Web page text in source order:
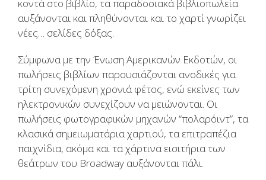
κοντά στο βιβλίο, τα παραδοσιακά βιβλιοπωλεία
αυξάνονται και πληθύνονται και το χαρτί γνωρίζει
νέες… σελίδες δόξας.
Σύμφωνα με την Ένωση Αμερικανών Εκδοτών, οι
πωλήσεις βιβλίων παρουσιάζονται ανοδικές για
τρίτη συνεχόμενη χρονιά φέτος, ενώ εκείνες των
ηλεκτρονικών συνεχίζουν να μειώνονται. Οι
πωλήσεις φωτογραφικών μηχανών “πολαρόιντ”, τα
κλασικά σημειωματάρια χαρτιού, τα επιτραπέζια
παιχνίδια, ακόμα και τα χάρτινα εισιτήρια των
θεάτρων του Broadway αυξάνονται πάλι.